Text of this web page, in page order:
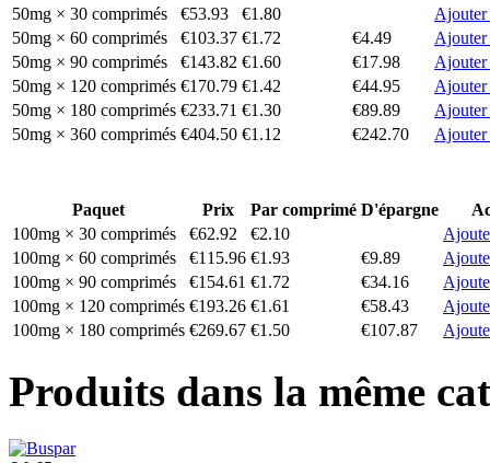
50mg × 30 comprimés
€53.93 €1.80
Ajouter
50mg × 60 comprimés
€103.37 €1.72 €4.49
Ajouter
50mg × 90 comprimés
€143.82 €1.60 €17.98
Ajouter
50mg × 120 comprimés €170.79 €1.42 €44.95
Ajouter
50mg × 180 comprimés €233.71 €1.30 €89.89
Ajouter
50mg × 360 comprimés €404.50 €1.12 €242.70 Ajouter
Paquet Prix Par comprimé D'épargne
100mg × 30 comprimés
€62.92 €2.10
100mg × 60 comprimés
€115.96 €1.93 €9.89
100mg × 90 comprimés
€154.61 €1.72 €34.16
100mg × 120 comprimés €193.26 €1.61 €58.43
100mg × 180 comprimés €269.67 €1.50 €107.87
Produits dans la même